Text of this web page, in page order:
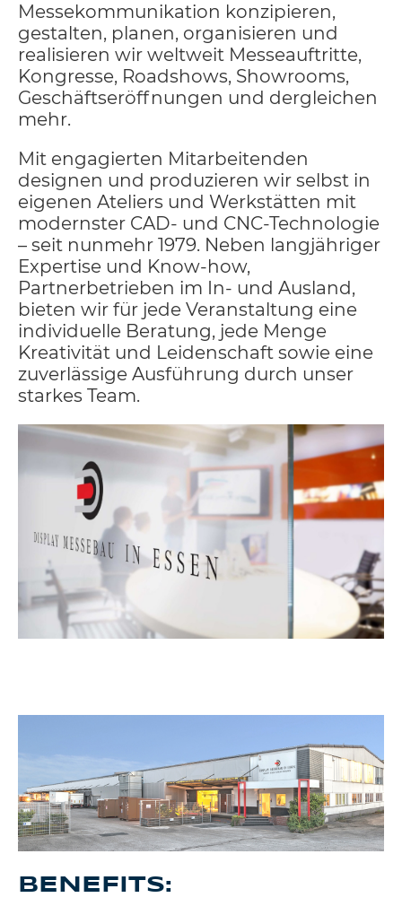
Messekommunikation konzipieren,
gestalten, planen, organisieren und
realisieren wir weltweit Messeauftritte,
Kongresse, Roadshows, Showrooms,
Geschäftseröffnungen und dergleichen
mehr.
Mit engagierten Mitarbeitenden
designen und produzieren wir selbst in
eigenen Ateliers und Werkstätten mit
modernster CAD- und CNC-Technologie
– seit nunmehr 1979. Neben langjähriger
Expertise und Know-how,
Partnerbetrieben im In- und Ausland,
bieten wir für jede Veranstaltung eine
individuelle Beratung, jede Menge
Kreativität und Leidenschaft sowie eine
zuverlässige Ausführung durch unser
starkes Team.
BENEFITS: